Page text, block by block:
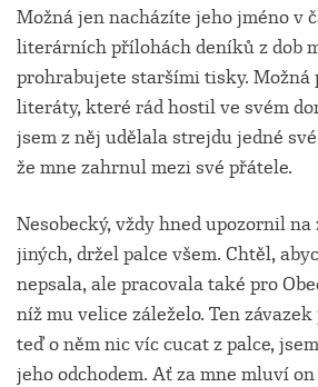
Možná jen nacházíte jeho jméno v
literárních přílohách deníků z dob
prohrabujete staršími tisky. Možná
literáty, které rád hostil ve svém
jsem z něj udělala strejdu jedné
že mne zahrnul mezi své přátele.
Nesobecký, vždy hned upozornil
jiných, držel palce všem. Chtěl,
nepsala, ale pracovala také pro
níž mu velice záleželo. Ten
teď o něm nic víc cucat z palce,
jeho odchodem. Ať za mne mluví